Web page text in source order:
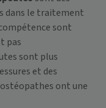
dans le traitement
sont
pas
sont plus
et des
ont une